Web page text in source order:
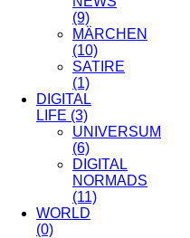
(9)
MÄRCHEN
(10)
SATIRE
(1)
DIGITAL
LIFE (3)
UNIVERSUM
(6)
DIGITAL
NORMADS
(11)
WORLD
(0)